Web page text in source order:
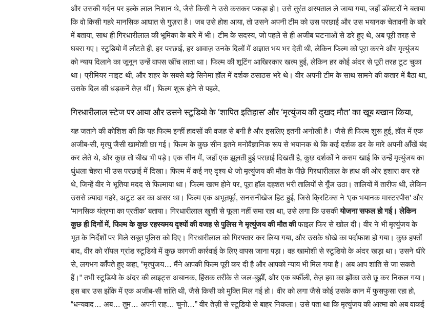
और उसकी गर्दन पर हल्के लाल निशान थे, जैसे किसी ने उसे कसकर पकड़ा हो। उसे तुरंत अस्पताल ले जाया गया, जहाँ डॉक्टरों ने बताया
कि वो किसी गहरे मानसिक आघात से गुज़रा है। जब उसे होश आया, तो उसने अपनी टीम को उस परछाई और उस भयानक चेतावनी के बारे
में बताया, साथ ही गिरधारीलाल की भूमिका के बारे में भी। टीम के सदस्य, जो पहले से ही अजीब घटनाओं से डरे हुए थे, अब पूरी तरह से
घबरा गए। स्टूडियो में लौटते ही, हर परछाई, हर आवाज़ उनके दिलों में अज्ञात भय भर देती थी, लेकिन फिल्म को पूरा करने और मृत्युंजय
को न्याय दिलाने का जूनून उन्हें वापस खींच लाता था। फिल्म की शूटिंग आखिरकार खत्म हुई, लेकिन हर कोई अंदर से पूरी तरह टूट चुका
था। प्रीमियर नाइट थी, और शहर के सबसे बड़े सिनेमा हॉल में दर्शक ठसाठस भरे थे। वीर अपनी टीम के साथ सामने की कतार में बैठा था,
उसके दिल की धड़कनें तेज़ थीं। फिल्म शुरू होने से पहले,
गिरधारीलाल स्टेज पर आया और उसने स्टूडियो के ‘शापित इतिहास’ और ‘मृत्युंजय की दुखद मौत’ का खूब बखान किया,
यह जताने की कोशिश की कि यह फिल्म इन्हीं हादसों की वजह से बनी है और इसलिए इतनी अनोखी है। जैसे ही फिल्म शुरू हुई, हॉल में एक
अजीब-सी, मृत्यु जैसी खामोशी छा गई। फिल्म के कुछ सीन इतने मनोवैज्ञानिक रूप से भयानक थे कि कई दर्शक डर के मारे अपनी आँखें बंद
कर लेते थे, और कुछ तो चीख भी पड़े। एक सीन में, जहाँ एक झूलती हुई परछाई दिखती है, कुछ दर्शकों ने कसम खाई कि उन्हें मृत्युंजय का
धुंधला चेहरा भी उस परछाई में दिखा। फिल्म में कई नए दृश्य थे जो मृत्युंजय की मौत के पीछे गिरधारीलाल के हाथ की ओर इशारा कर रहे
थे, जिन्हें वीर ने भूतिया मदद से फिल्माया था। फिल्म खत्म होने पर, पूरा हॉल दहशत भरी तालियों से गूँज उठा। तालियों में तारीफ थी, लेकिन
उससे ज़्यादा गहरे, अटूट डर का असर था। फिल्म एक अभूतपूर्व, सनसनीखेज हिट हुई, जिसे क्रिटिक्स ने ‘एक भयानक मास्टरपीस’ और
‘मानसिक यंत्रणा का प्रतीक’ बताया। गिरधारीलाल खुशी से फूला नहीं समा रहा था, उसे लगा कि उसकीयोजना सफल हो गई। लेकिन
कुछ ही दिनों में, फिल्म के कुछ रहस्यमय दृश्यों की वजह से पुलिस ने मृत्युंजय की मौत कीफाइल फिर से खोल दी। वीर ने भी मृत्युंजय के
भूत के निर्देशों पर मिले सबूत पुलिस को दिए। गिरधारीलाल को गिरफ्तार कर लिया गया, और उसके धोखे का पर्दाफाश हो गया। कुछ हफ्तों
बाद, वीर को रॉयल ग्रांड स्टूडियो में कुछ कागजी कार्रवाई के लिए वापस जाना पड़ा। वह खामोशी से स्टूडियो के अंदर खड़ा था। उसने धीरे
से, लगभग काँपते हुए कहा, “मृत्युंजय… मैंने आपकी फिल्म पूरी कर दी है और आपको न्याय भी मिल गया है। अब आप शांति से जा सकते
हैं।” तभी स्टूडियो के अंदर की लाइट्स अचानक, हिंसक तरीके से जल-बुझीं, और एक बर्फीली, तेज़ हवा का झोंका उसे छू कर निकल गया।
इस बार उस झोंके में एक अजीब-सी शांति थी, जैसे किसी को मुक्ति मिल गई हो। वीर को लगा जैसे कोई उसके कान में फुसफुसा रहा हो,
“धन्यवाद… अब… तुम… अपनी राह… चुनो…” वीर तेज़ी से स्टूडियो से बाहर निकला। उसे पता था कि मृत्युंजय की आत्मा को अब वाकई